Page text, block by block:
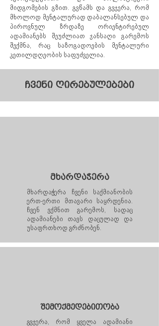
მიდგომების გზით. გვწამს და გვჯერა, რომ
მხოლოდ მენტალურად დაბალანსებულ და
პიროვნულ ზრდაზე ორიენტირებულ
ადამიანებს შეუძლიათ ჯანსაღი გარემოს
შექმნა, რაც საზოგადოების მენტალური
კეთილდღეობის საფუძველია.
ჩვენი ღირებულებები
მხარდაჭერა
მხარდაჭერა ჩვენი საქმიანობის
ერთ-ერთი მთავარი საყრდენია.
ჩვენ ვქმნით გარემოს, სადაც
ადამიანები თავს დაცულად და
უსაფრთხოდ გრძნობენ.
შემოქმედებითობა
გვჯერა, რომ ყველა ადამიანი